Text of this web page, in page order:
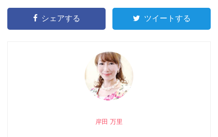
シェアする ツイートする
岸田 万里